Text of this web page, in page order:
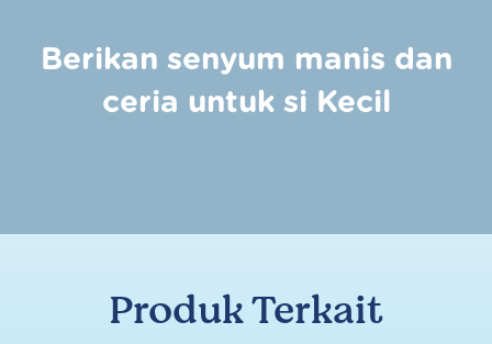
Berikan senyum manis dan
ceria untuk si Kecil
Produk Terkait